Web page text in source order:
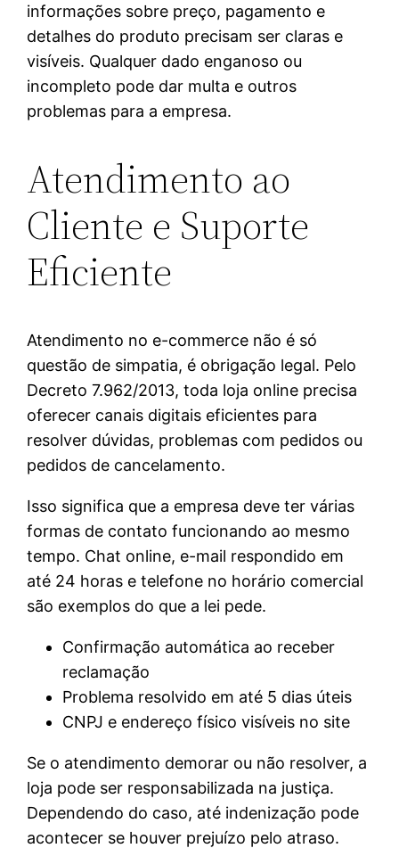
informações sobre preço, pagamento e
detalhes do produto precisam ser claras e
visíveis. Qualquer dado enganoso ou
incompleto pode dar multa e outros
problemas para a empresa.
Atendimento ao
Cliente e Suporte
Eficiente
Atendimento no e-commerce não é só
questão de simpatia, é obrigação legal. Pelo
Decreto 7.962/2013, toda loja online precisa
oferecer canais digitais eficientes para
resolver dúvidas, problemas com pedidos ou
pedidos de cancelamento.
Isso significa que a empresa deve ter várias
formas de contato funcionando ao mesmo
tempo. Chat online, e-mail respondido em
até 24 horas e telefone no horário comercial
são exemplos do que a lei pede.
Confirmação automática ao receber
reclamação
Problema resolvido em até 5 dias úteis
CNPJ e endereço físico visíveis no site
Se o atendimento demorar ou não resolver, a
loja pode ser responsabilizada na justiça.
Dependendo do caso, até indenização pode
acontecer se houver prejuízo pelo atraso.